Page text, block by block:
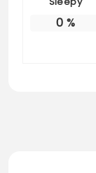
0 %